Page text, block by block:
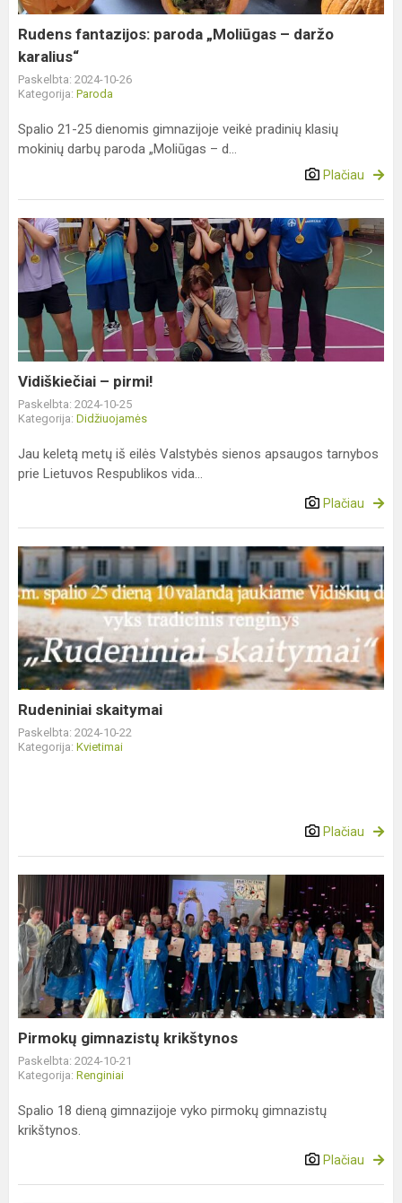
karalius“
Rudens fantazijos: paroda „Moliūgas – daržo
karalius“
Paskelbta: 2024-10-26
Kategorija: Paroda
Spalio 21-25 dienomis gimnazijoje veikė pradinių klasių
mokinių darbų paroda „Moliūgas – d...
Plačiau
Vidiškiečiai
–
pirmi!
Vidiškiečiai – pirmi!
Paskelbta: 2024-10-25
Kategorija: Didžiuojamės
Jau keletą metų iš eilės Valstybės sienos apsaugos tarnybos
prie Lietuvos Respublikos vida...
Plačiau
Rudeniniai
skaitymai
Rudeniniai skaitymai
Paskelbta: 2024-10-22
Kategorija: Kvietimai
Plačiau
Pirmokų
gimnazistų
krikštynos
Pirmokų gimnazistų krikštynos
Paskelbta: 2024-10-21
Kategorija: Renginiai
Spalio 18 dieną gimnazijoje vyko pirmokų gimnazistų
krikštynos.
Plačiau